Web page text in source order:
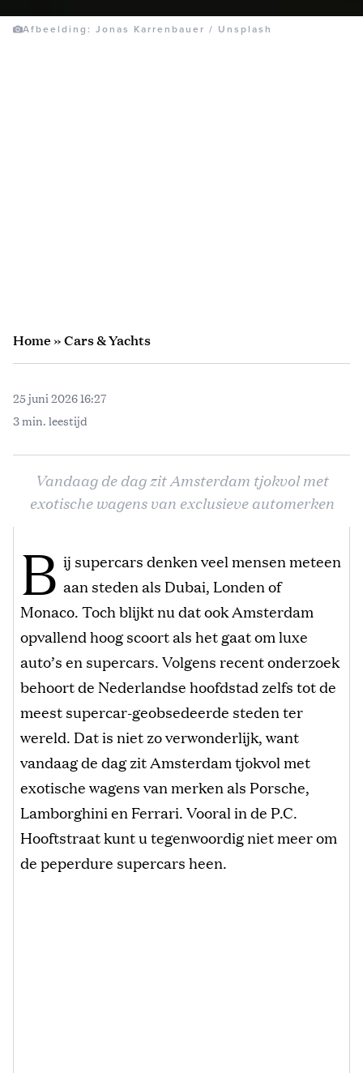
Afbeelding: Jonas Karrenbauer / Unsplash
Home»Cars & Yachts
25 juni 2026 16:27
3 min. leestijd
Vandaag de dag zit Amsterdam tjokvol met
exotische wagens van exclusieve automerken
B ij supercars denken veel mensen meteen
aan steden als Dubai, Londen of
Monaco. Toch blijkt nu dat ook Amsterdam
opvallend hoog scoort als het gaat om luxe
auto’s en supercars. Volgens recent onderzoek
behoort de Nederlandse hoofdstad zelfs tot de
meest supercar-geobsedeerde steden ter
wereld. Dat is niet zo verwonderlijk, want
vandaag de dag zit Amsterdam tjokvol met
exotische wagens van merken als Porsche,
Lamborghini en Ferrari. Vooral in de P.C.
Hooftstraat kunt u tegenwoordig niet meer om
de peperdure supercars heen.